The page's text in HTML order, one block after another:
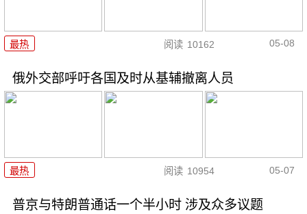
最热 阅读 10162 05-08
俄外交部呼吁各国及时从基辅撤离人员
最热 阅读 10954 05-07
普京与特朗普通话一个半小时 涉及众多议题